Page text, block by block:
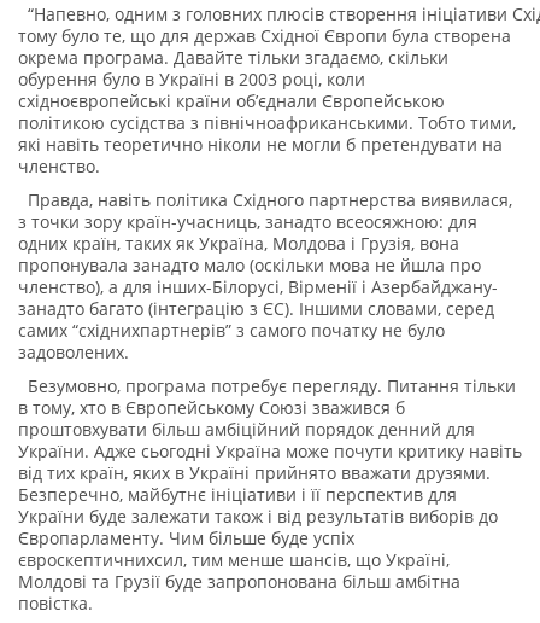
“Напевно, одним з головних плюсів створення ініціативи
тому було те, що для держав Східної Європи була створена
окрема програма. Давайте тільки згадаємо, скільки
обурення було в Україні в 2003 році, коли
східноєвропейські країни об’єднали Європейською
політикою сусідства з північноафриканськими. Тобто тими,
які навіть теоретично ніколи не могли б претендувати на
членство.
Правда, навіть політика Східного партнерства виявилася,
з точки зору країн-учасниць, занадто всеосяжною: для
одних країн, таких як Україна, Молдова і Грузія, вона
пропонувала занадто мало (оскільки мова не йшла про
членство), а для інших-Білорусі, Вірменії і Азербайджану-
занадто багато (інтеграцію з ЄС). Іншими словами, серед
самих “східнихпартнерів” з самого початку не було
задоволених.
Безумовно, програма потребує перегляду. Питання тільки
в тому, хто в Європейському Союзі зважився б
проштовхувати більш амбіційний порядок денний для
України. Адже сьогодні Україна може почути критику навіть
від тих країн, яких в Україні прийнято вважати друзями.
Безперечно, майбутнє ініціативи і її перспектив для
України буде залежати також і від результатів виборів до
Європарламенту. Чим більше буде успіх
євроскептичнихсил, тим менше шансів, що Україні,
Молдові та Грузії буде запропонована більш амбітна
повістка.